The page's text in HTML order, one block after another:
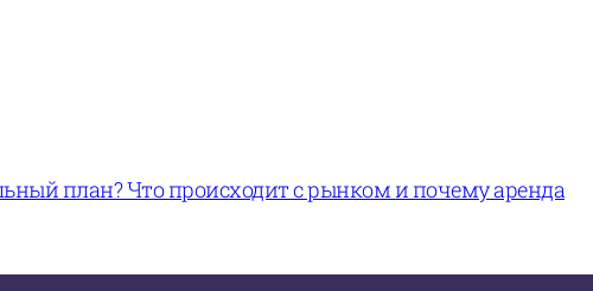
план? Что происходит с рынком и почему аренда